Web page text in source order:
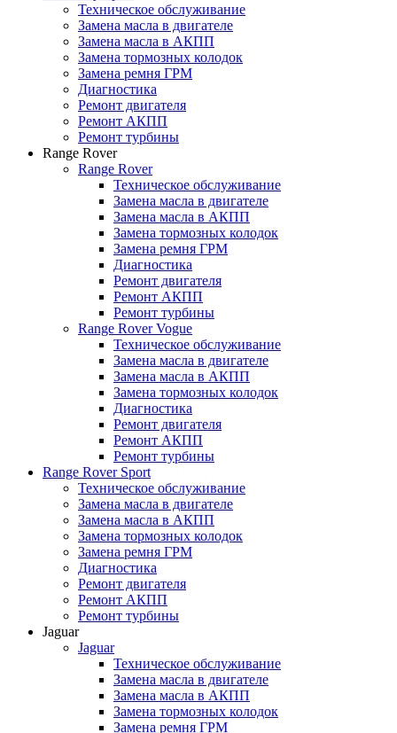
Техническое обслуживание
Замена масла в двигателе
Замена масла в АКПП
Замена тормозных колодок
Замена ремня ГРМ
Диагностика
Ремонт двигателя
Ремонт АКПП
Ремонт турбины
Range Rover
Range Rover
Техническое обслуживание
Замена масла в двигателе
Замена масла в АКПП
Замена тормозных колодок
Замена ремня ГРМ
Диагностика
Ремонт двигателя
Ремонт АКПП
Ремонт турбины
Range Rover Vogue
Техническое обслуживание
Замена масла в двигателе
Замена масла в АКПП
Замена тормозных колодок
Диагностика
Ремонт двигателя
Ремонт АКПП
Ремонт турбины
Range Rover Sport
Техническое обслуживание
Замена масла в двигателе
Замена масла в АКПП
Замена тормозных колодок
Замена ремня ГРМ
Диагностика
Ремонт двигателя
Ремонт АКПП
Ремонт турбины
Jaguar
Jaguar
Техническое обслуживание
Замена масла в двигателе
Замена масла в АКПП
Замена тормозных колодок
Замена ремня ГРМ